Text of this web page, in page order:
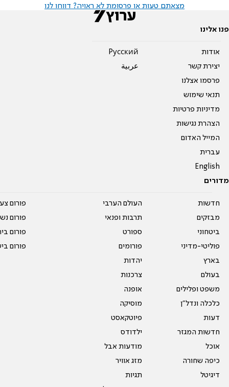
מצאתם טעות או פרסומת לא ראויה? דווחו לנו
פנו אלינו
אודות
יצירת קשר
פרסמו אצלנו
תנאי שימוש
מדיניות פרטיות
הצהרת נגישות
המייל האדום
עברית
English
Pусский
عربية
מדורים
חדשות
מבזקים
ביטחוני
פוליטי-מדיני
בארץ
בעולם
משפט ופלילים
כלכלה ונדל"ן
דעות
חדשות המגזר
אוכל
כיפה שחורה
דיגיטל
העולם הערבי
תרבות ופנאי
ספורט
פורומים
יהדות
צרכנות
אופנה
מוסיקה
פיוטקאסט
ילדודס
מודעות אבל
מזג אוויר
תגיות
פורום
פורום
פורום
פורום